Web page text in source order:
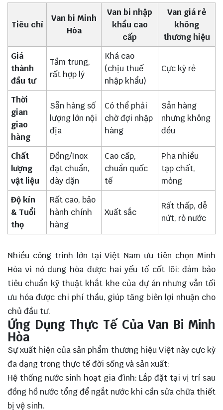
Tiêu chí
Van bi Minh
Hòa
Van bi nhập
khẩu cao
cấp
Van giá rẻ
không
thương hiệu
Giá
thành
đầu tư
Tầm trung,
rất hợp lý
Khá cao
(chịu thuế
nhập khẩu)
Cực kỳ rẻ
Thời
gian
giao
hàng
Sẵn hàng số
lượng lớn nội
địa
Có thể phải
chờ đợi nhập
hàng
Sẵn hàng
nhưng không
đều
Chất
lượng
vật liệu
Đồng/Inox
đạt chuẩn,
dày dặn
Cao cấp,
chuẩn quốc
tế
Pha nhiều
tạp chất,
mỏng
Độ kín
& Tuổi
thọ
Rất cao, bảo
hành chính
hãng
Xuất sắc
Rất thấp, dễ
nứt, rò nước
Nhiều công trình lớn tại Việt Nam ưu tiên chọn Minh
Hòa vì nó dung hòa được hai yếu tố cốt lõi: đảm bảo
tiêu chuẩn kỹ thuật khắt khe của dự án nhưng vẫn tối
ưu hóa được chi phí thầu, giúp tăng biên lợi nhuận cho
chủ đầu tư.
Ứng Dụng Thực Tế Của Van Bi Minh
Hòa
Sự xuất hiện của sản phẩm thương hiệu Việt này cực kỳ
đa dạng trong thực tế đời sống và sản xuất:
Hệ thống nước sinh hoạt gia đình: Lắp đặt tại vị trí sau
đồng hồ nước tổng để ngắt nước khi cần sửa chữa thiết
bị vệ sinh.